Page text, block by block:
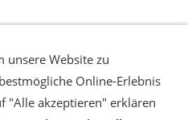
Seitenübersicht
DSGVO
Impressum /
Cookies
Am Rande
unsere Website zu
Online-Erlebnis
"Alle akzeptieren" erklären